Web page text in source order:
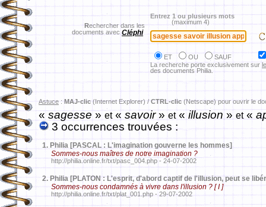
Rechercher dans les
documents avec Cléphi
Entrez 1 ou plusieurs mots
(maximum 4)
ET OU
SAUF
La recherche porte exclusivement sur
des documents Philia.
Astuce : MAJ-clic (Internet Explorer) / CTRL-clic (Netscape) pour ouvrir le
«sagesse » et« savoir» et« illusion » et«
3 occurrences trouvées :
1. Philia [PASCAL : L'imagination gouverne les hommes]
Sommes-nous maîtres de notre imagination ?
http://philia.online.fr/txt/pasc_004.php - 24-07-2002
2. Philia [PLATON : L'esprit, d'abord captif de l'illusion, peut se
Sommes-nous condamnés à vivre dans l'illusion ? [ I ]
http://philia.online.fr/txt/plat_001.php - 29-07-2002